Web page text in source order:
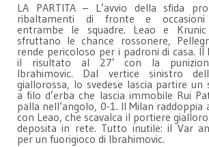
LA PARTITA – L’avvio della sfida
ribaltamenti di fronte e
entrambe le squadre. Leao e
sfruttano le chance rossonere,
rende pericoloso per i padroni di casa. Il
il risultato al 27′ con la
Ibrahimovic. Dal vertice sinistro
giallorossa, lo svedese lascia partire un
a filo d’erba che lascia immobile Rui
palla nell’angolo, 0-1. Il Milan raddoppia
con Leao, che scavalca il portiere
deposita in rete. Tutto inutile: il Var
per un fuorigioco di Ibrahimovic.